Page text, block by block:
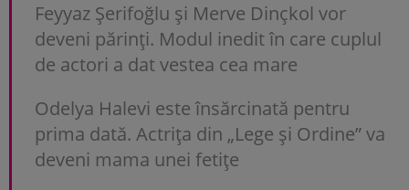
Feyyaz Şerifoğlu și Merve Dinçkol vor
deveni părinți. Modul inedit în care cuplul
de actori a dat vestea cea mare
Odelya Halevi este însărcinată pentru
prima dată. Actrița din „Lege și Ordine” va
deveni mama unei fetițe